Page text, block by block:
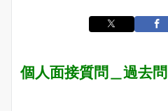
個人面接質問＿過去問